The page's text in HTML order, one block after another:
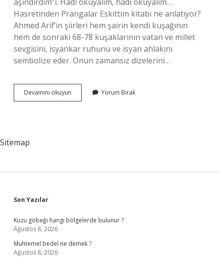
Hasretinden Prangalar Eskittim kitabı ne anlatıyor?
Ahmed Arif’in şiirleri hem şairin kendi kuşağının
hem de sonraki 68-78 kuşaklarının vatan ve millet
sevgisini, isyankar ruhunu ve isyan ahlakını
sembolize eder. Onun zamansız dizelerini…
Devamını okuyun
Arif
Yorum Bırak
Sitemap
Sidebar
Son Yazılar
Kuzu göbeği hangi bölgelerde bulunur ?
Ağustos 8, 2026
Muhtemel bedel ne demek ?
Ağustos 8, 2026